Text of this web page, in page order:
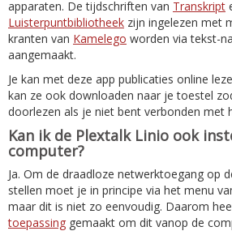
apparaten. De tijdschriften van Transkript
Luisterpuntbibliotheek zijn ingelezen met
kranten van Kamelego worden via tekst-
aangemaakt.
Je kan met deze app publicaties online
kan ze ook downloaden naar je toestel
doorlezen als je niet bent verbonden met
Kan ik de Plextalk Linio ook
computer?
Ja. Om de draadloze netwerktoegang op
stellen moet je in principe via het menu
maar dit is niet zo eenvoudig. Daarom
toepassing gemaakt om dit vanop de